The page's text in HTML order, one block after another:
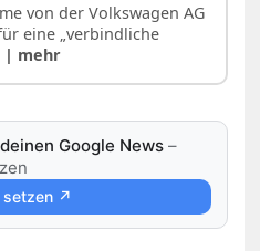
von der Volkswagen AG
eine „verbindliche
| mehr
Google News –
setzen ↗